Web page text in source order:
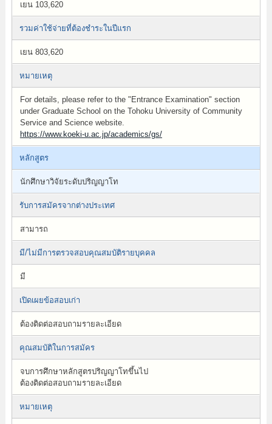
เยน 103,620
รวมค่าใช้จ่ายที่ต้องชำระในปีแรก
เยน 803,620
หมายเหตุ
For details, please refer to the "Entrance Examination" section
under Graduate School on the Tohoku University of Community
Service and Science website.
https://www.koeki-u.ac.jp/academics/gs/
หลักสูตร
นักศึกษาวิจัยระดับปริญญาโท
รับการสมัครจากต่างประเทศ
สามารถ
มี/ไม่มีการตรวจสอบคุณสมบัติรายบุคคล
มี
เปิดเผยข้อสอบเก่า
ต้องติดต่อสอบถามรายละเอียด
คุณสมบัติในการสมัคร
จบการศึกษาหลักสูตรปริญญาโทขึ้นไป
ต้องติดต่อสอบถามรายละเอียด
หมายเหตุ